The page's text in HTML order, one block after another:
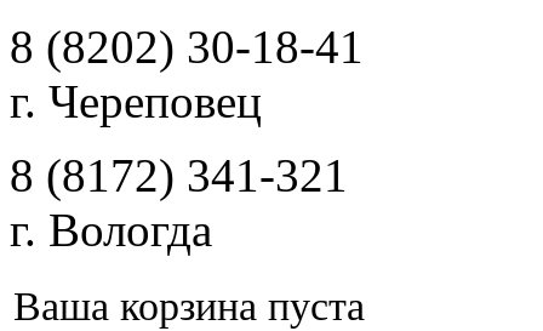
8 (8202) 30-18-41
г. Череповец
8 (8172) 341-321
г. Вологда
Ваша корзина пуста